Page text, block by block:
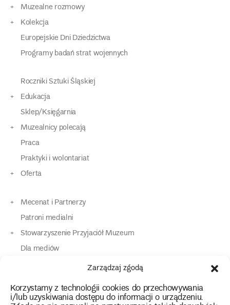
Zarządzaj zgodą
Korzystamy z technologii cookies do przechowywania
i/lub uzyskiwania dostępu do informacji o urządzeniu.
Muzealne rozmowy
Kolekcja
Europejskie Dni Dziedzictwa
Programy badań strat wojennych
Roczniki Sztuki Śląskiej
Edukacja
Sklep/Księgarnia
Muzealnicy polecają
Praca
Praktyki i wolontariat
Oferta
Mecenat i Partnerzy
Patroni medialni
Stowarzyszenie Przyjaciół Muzeum
Dla mediów
Dla osób o specjalnych potrzebach
Kontakt